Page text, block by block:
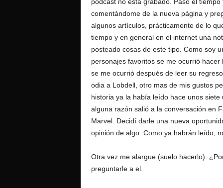
podcast no esta grabado. Paso el
comentándome de la nueva página y
algunos artículos, prácticamente de lo
tiempo y en general en el internet una
posteado cosas de este tipo. Como soy
personajes favoritos se me ocurrió
se me ocurrió después de leer su
odia a Lobdell, otro mas de mis gustos
historia ya la había leído hace unos
alguna razón salió a la conversación en
Marvel. Decidí darle una nueva
opinión de algo. Como ya habrán leído,
Otra vez me alargue (suelo hacerlo).
preguntarle a el.